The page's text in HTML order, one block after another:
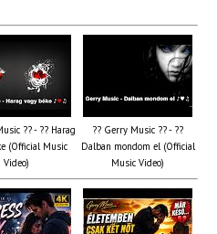
?? - ?? Harag
(Official Music
Video)
?? Gerry Music ?? - ??
Dalban mondom el (Official
Music Video)